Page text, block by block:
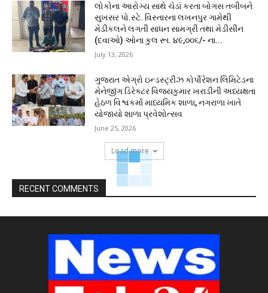
લોકોના આરોગ્ય સાથે ચેડાં કરતા બોગસ તબીબને
સુખસર પો.સ્ટે. વિસ્તારના લખનપુર ગામેથી
મેડીકલને લગતી સાધન સામગ્રી તથા મેડીસીન
(દવાઓ) ઓના કુલ રૂા. ૪૯,૦૦૬/- ના...
July 13, 2026
ગુજરાત એગ્રો ઇન્ડસ્ટ્રીઝ કોર્પોરેશન લિમિટેડના
મેનેજીંગ ડિરેક્ટર વિજયકુમાર ખરાડીની અધ્યક્ષતા
હેઠળ વિશ્વકર્મા માધ્યમિક શાળા, નગરાળા ખાતે
યોજાયો શાળા પ્રવેશોત્સવ
June 25, 2026
Load more
RECENT COMMENTS